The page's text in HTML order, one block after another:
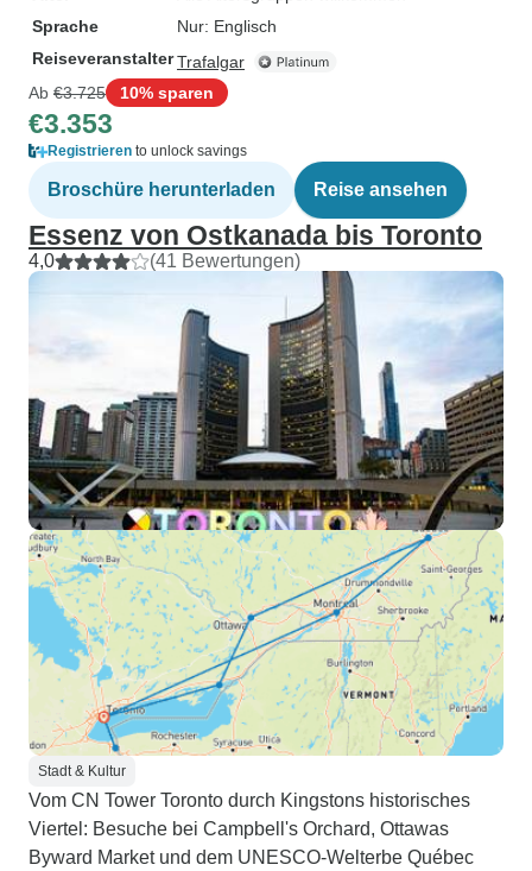
Sprache
Nur: Englisch
ReiseveranstalterTrafalgar
Ab €3.725 10% sparen
€3.353
Registrieren to unlock savings
Broschüre herunterladen Reise ansehen
Essenz von Ostkanada bis Toronto
4,0 (41 Bewertungen)
Stadt & Kultur
Vom CN Tower Toronto durch Kingstons historisches
Viertel: Besuche bei Campbell's Orchard, Ottawas
Byward Market und dem UNESCO-Welterbe Québec